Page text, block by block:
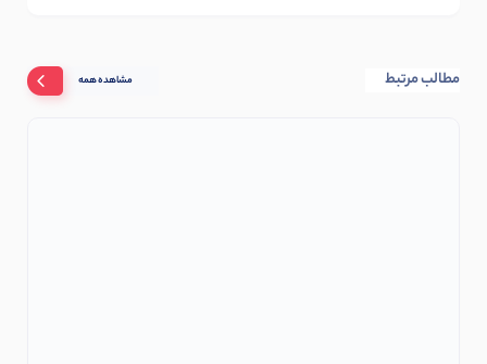
مطالب مرتبط مشاهده همه